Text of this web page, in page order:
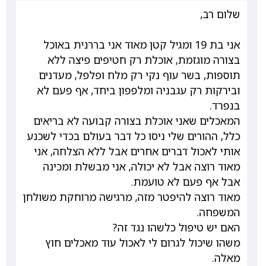
שלום רב,
אני בת 19 ומגיל קטן מאוד אני בררנית באוכל
בצורה מוגזמת, אוכלת רק חטיפים פיצה ללא
תוספות, בשר עוף נקי רק מלח ופלפל, מעדנים
ובירקות רק עגבניה ומלפפון ביחד, אף פעם לא
בנפרד.
המאכלים שאני אוכלת בצורה קבועה לא בריאים
כלל, ההורים שלי ניסו כל דבר בעולם בכדי לשכנע
אותי לאכול דברים אחרים אבל ללא הצלחה, אני
מאוד רוצה אבל לא יכולה, אני מבשלת ומכינה
אבל אף פעם לא טועמת.
מאוד רוצה להיפטר מזה, מרגישה מרוחקת משולחן
המשפחה.
האם יש טיפול כלשהו נגד זה?
משהו שיכול לגרום לי לאכול עוד מאכלים חוץ
מאלה.